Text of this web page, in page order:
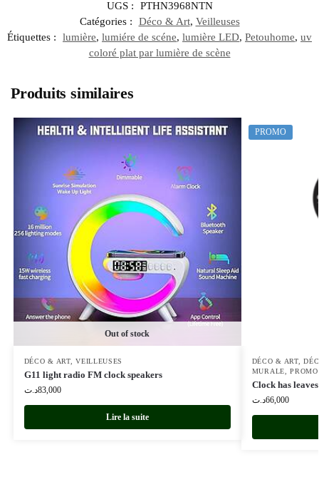
UGS :
PTHN3968NTN
Catégories :
Déco & Art, Veilleuses
Étiquettes :
lumière, lumiére de scéne, lumière LED, Petouhome, uv
coloré plat par lumière de scène
Produits similaires
Out of stock
DÉCO & ART,VEILLEUSES
G11 light radio FM clock speakers
83,000د.ت
Lire la suite
PROMO
DÉCO & ART,
MURALE,
Clock has leaves
66,000د.ت